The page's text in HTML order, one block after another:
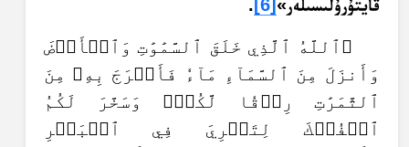
قايتۇرۇلىسىلەر» [6]
.
﴿ٱللَّهُ ٱلَّذِي خَلَقَ ٱلسَّمَٰوَٰتِ وَٱلۡأَرۡضَ
وَأَنزَلَ مِنَ ٱلسَّمَآءِ مَآءٗ فَأَخۡرَجَ بِهِۦ مِنَ
ٱلثَّمَرَٰتِ رِزۡقٗا لَّكُمۡۖ وَسَخَّرَ لَكُمُ
ٱلۡفُلۡكَ لِتَجۡرِيَ فِي ٱلۡبَحۡرِ